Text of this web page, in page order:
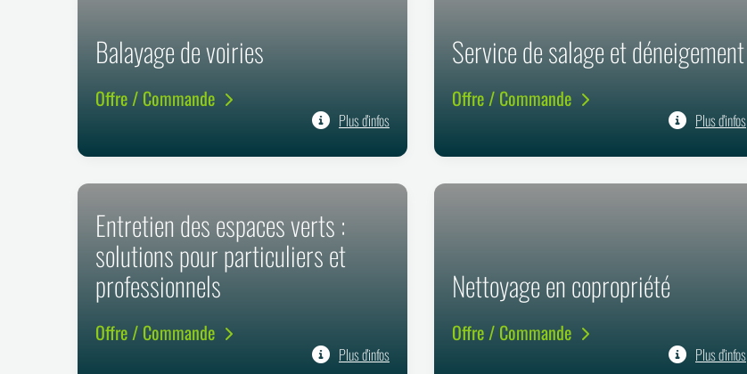
Balayage de voiries
Offre / Commande
Plus d'infos
Service de salage et déneigement
Offre / Commande
Plus d'infos
Entretien des espaces verts :
solutions pour particuliers et
professionnels
Offre / Commande
Plus d'infos
Nettoyage en copropriété
Offre / Commande
Plus d'infos